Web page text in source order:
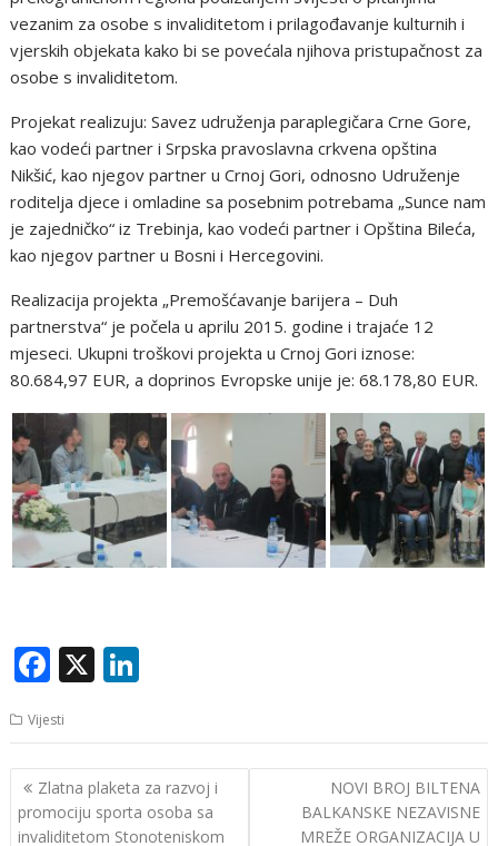
vezanim za osobe s invaliditetom i prilagođavanje kulturnih i
vjerskih objekata kako bi se povećala njihova pristupačnost za
osobe s invaliditetom.
Projekat realizuju: Savez udruženja paraplegičara Crne Gore,
kao vodeći partner i Srpska pravoslavna crkvena opština
Nikšić, kao njegov partner u Crnoj Gori, odnosno Udruženje
roditelja djece i omladine sa posebnim potrebama „Sunce nam
je zajedničko“ iz Trebinja, kao vodeći partner i Opština Bileća,
kao njegov partner u Bosni i Hercegovini.
Realizacija projekta „Premošćavanje barijera – Duh
partnerstva“ je počela u aprilu 2015. godine i trajaće 12
mjeseci. Ukupni troškovi projekta u Crnoj Gori iznose:
80.684,97 EUR, a doprinos Evropske unije je: 68.178,80 EUR.
F
e
b
o
X
k
e
dI
Vijesti
Navigacija
članaka
Zlatna plaketa za razvoj i
promociju sporta osoba sa
invaliditetom Stonoteniskom
NOVI BROJ BILTENA
BALKANSKE NEZAVISNE
MREŽE ORGANIZACIJA U